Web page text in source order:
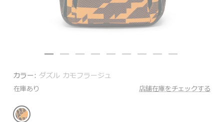
カラー: ダズル カモフラージュ
在庫あり 店舗在庫をチェックする